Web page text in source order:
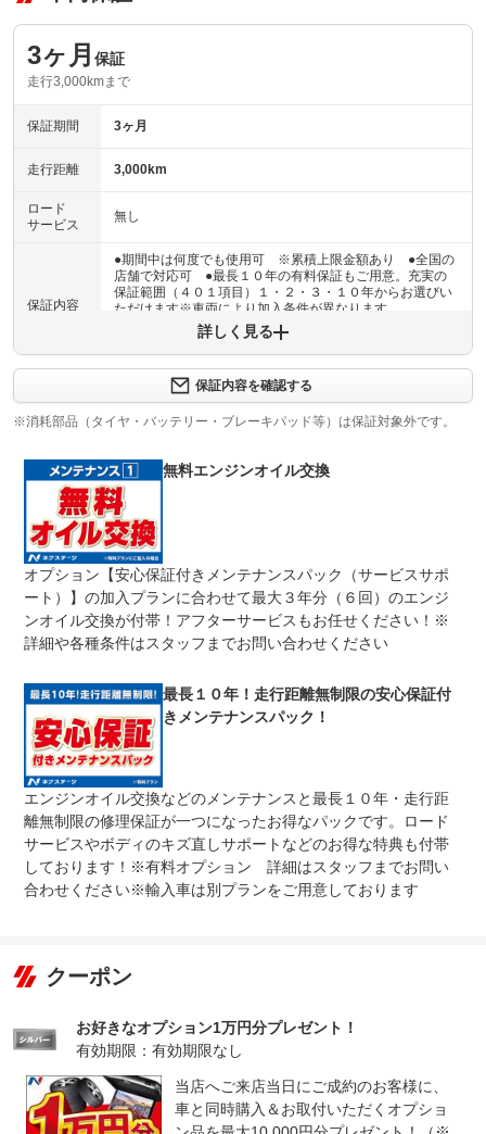
3ヶ月 保証
走行3,000kmまで
保証期間 3ヶ月
走行距離 3,000km
ロード
サービス
無し
保証内容
●期間中は何度でも使用可 ※累積上限金額あり ●全国の
店舗で対応可 ●最長１０年の有料保証もご用意。充実の
保証範囲（４０１項目）１・２・３・１０年からお選びい
ただけます※車両により加入条件が異なります
保証項目
３ヶ月・３０００ｋｍ以内ならエンジン、トランスミッシ
ョン、ハイブリッド、ステアリング、ブレーキの各機構に
おける主要項目を無償修理（または交換）いたします。
修理回数 無制限
上限金額
車両本体価格
期間中は何度でも修理可能！修理金額は車両本体価格の１
００％までしっかり保証します。車両本体価格５０万円以
下の場合は５０万円まで保証します。
免責金
無し
保証修理の対象となる場合は、お客様の費用負担は一切ご
ざいません。
保証修理
全国のネクステージで受付可能！ご遠方でネクステージに
は、スタッフまでお気軽にお尋ねください。
法定整備
整備付 法定12ヶ月または法定24ヶ月点検整備付
※車検なし・車検整備付の場合は法定24ヶ月点検整備付
※商用車は6ヶ月または12ヶ月点検整備付
法定整備
について
１．契約後～納車までに法定点検を実施致します。 ２．
支払総額に整備代金を含んでおります。 ３．点検記録簿
が発行されます。
詳しく見る
保証内容を確認する
※消耗部品（タイヤ・バッテリー・ブレーキパッド等）は保証対象外です。
無料エンジンオイル交換
オプション【安心保証付きメンテナンスパック（サービスサポ
ート）】の加入プランに合わせて最大３年分（６回）のエンジ
ンオイル交換が付帯！アフターサービスもお任せください！※
詳細や各種条件はスタッフまでお問い合わせください
最長１０年！走行距離無制限の安心保証付
きメンテナンスパック！
エンジンオイル交換などのメンテナンスと最長１０年・走行距
離無制限の修理保証が一つになったお得なパックです。ロード
サービスやボディのキズ直しサポートなどのお得な特典も付帯
しております！※有料オプション 詳細はスタッフまでお問い
合わせください※輸入車は別プランをご用意しております
クーポン
お好きなオプション1万円分プレゼント！
有効期限：有効期限なし
当店へご来店当日にご成約のお客様に、
車と同時購入＆お取付いただくオプショ